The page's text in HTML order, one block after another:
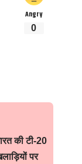
Angry
0
की टी-20
पर